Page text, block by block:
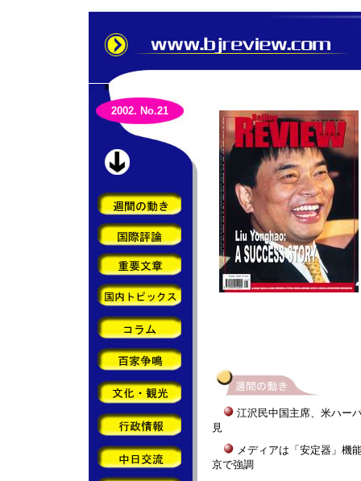
2002. No.21
江沢民中国主席、米ハー
見
メディアは「安定器」機
京で強調